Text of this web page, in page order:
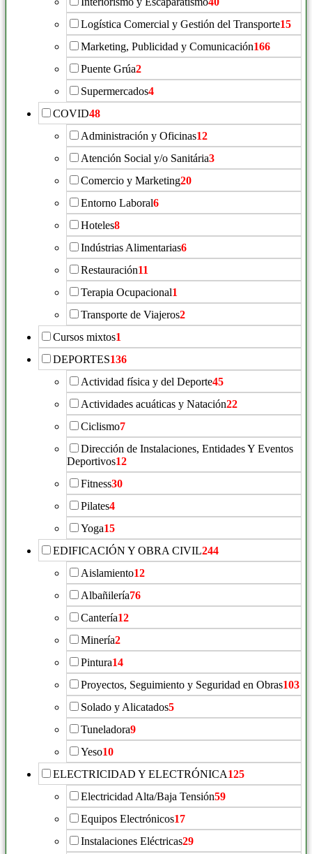
Logística Comercial y Gestión del Transporte15
Marketing, Publicidad y Comunicación166
Puente Grúa2
Supermercados4
COVID48
Administración y Oficinas12
Atención Social y/o Sanitária3
Comercio y Marketing20
Entorno Laboral6
Hoteles8
Indústrias Alimentarias6
Restauración11
Terapia Ocupacional1
Transporte de Viajeros2
Cursos mixtos1
DEPORTES136
Actividad física y del Deporte45
Actividades acuáticas y Natación22
Ciclismo7
Dirección de Instalaciones, Entidades Y Eventos
Deportivos12
Fitness30
Pilates4
Yoga15
EDIFICACIÓN Y OBRA CIVIL244
Aislamiento12
Albañilería76
Cantería12
Minería2
Pintura14
Proyectos, Seguimiento y Seguridad en Obras103
Solado y Alicatados5
Tuneladora9
Yeso10
ELECTRICIDAD Y ELECTRÓNICA125
Electricidad Alta/Baja Tensión59
Equipos Electrónicos17
Instalaciones Eléctricas29